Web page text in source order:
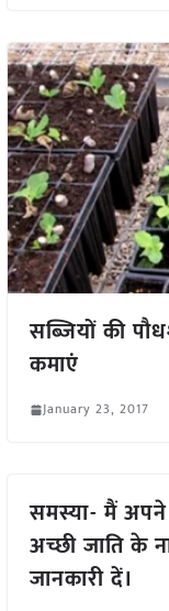
सब्जियों की
कमाएं
January 23, 2017
समस्या- मैं अपने
अच्छी जाति के
जानकारी दें।